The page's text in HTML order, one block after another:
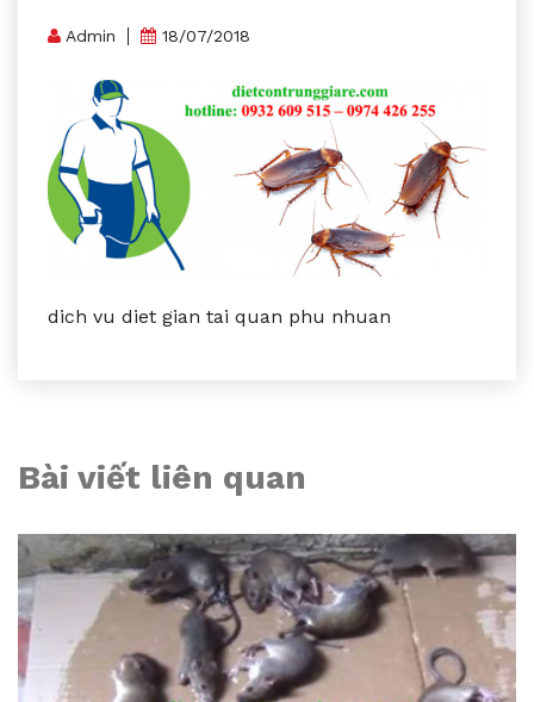
Admin 18/07/2018
dich vu diet gian tai quan phu nhuan
Bài viết liên quan